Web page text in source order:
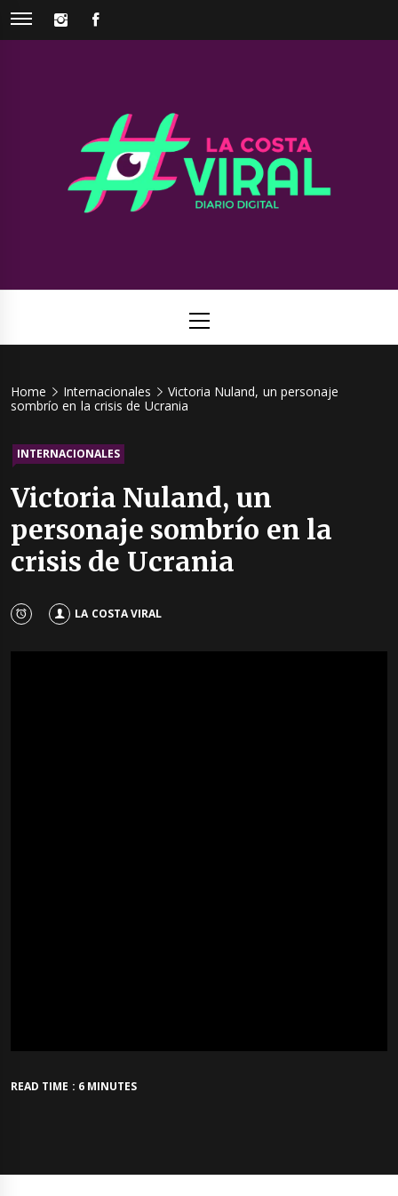
Skip
INSTAGRAM
Viral
Menu
Home Internacionales
Victoria Nuland, un personaje
sombrío en la crisis de Ucrania
INTERNACIONALES
Victoria Nuland, un
personaje sombrío en la
crisis de Ucrania
LA COSTA VIRAL
READ TIME : 6 MINUTES